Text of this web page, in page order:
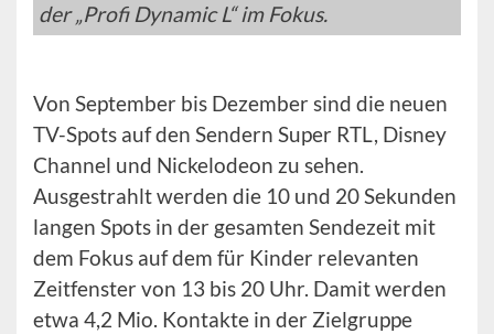
der „Profi Dynamic L“ im Fokus.
Von September bis Dezember sind die neuen
TV-Spots auf den Sendern Super RTL, Disney
Channel und Nickelodeon zu sehen.
Ausgestrahlt werden die 10 und 20 Sekunden
langen Spots in der gesamten Sendezeit mit
dem Fokus auf dem für Kinder relevanten
Zeitfenster von 13 bis 20 Uhr. Damit werden
etwa 4,2 Mio. Kontakte in der Zielgruppe